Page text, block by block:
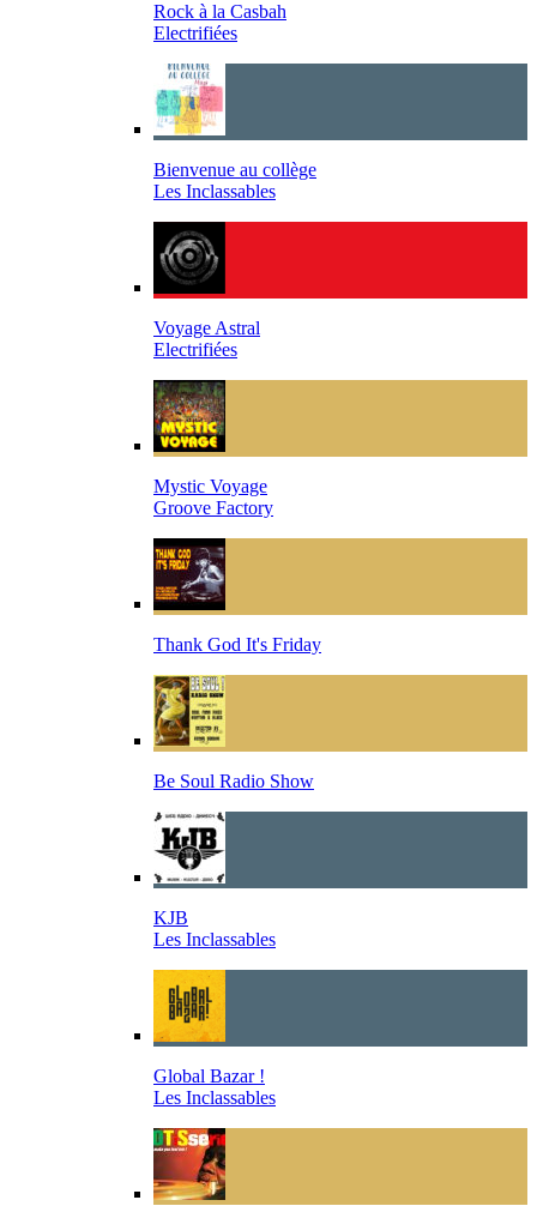
Rock à la Casbah
Electrifiées
Bienvenue au collège
Les Inclassables
Voyage Astral
Electrifiées
Mystic Voyage
Groove Factory
Thank God It's Friday
Be Soul Radio Show
KJB
Les Inclassables
Global Bazar !
Les Inclassables